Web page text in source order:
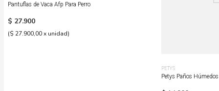
Pantuflas de Vaca Afp Para Perro
$ 27.900
($ 27.900,00x unidad)
PETYS
Petys Paños Húmedos